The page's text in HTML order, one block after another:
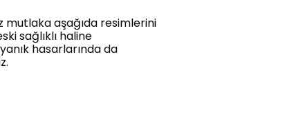
mutlaka aşağıda resimlerini
sağlıklı haline
hasarlarında da